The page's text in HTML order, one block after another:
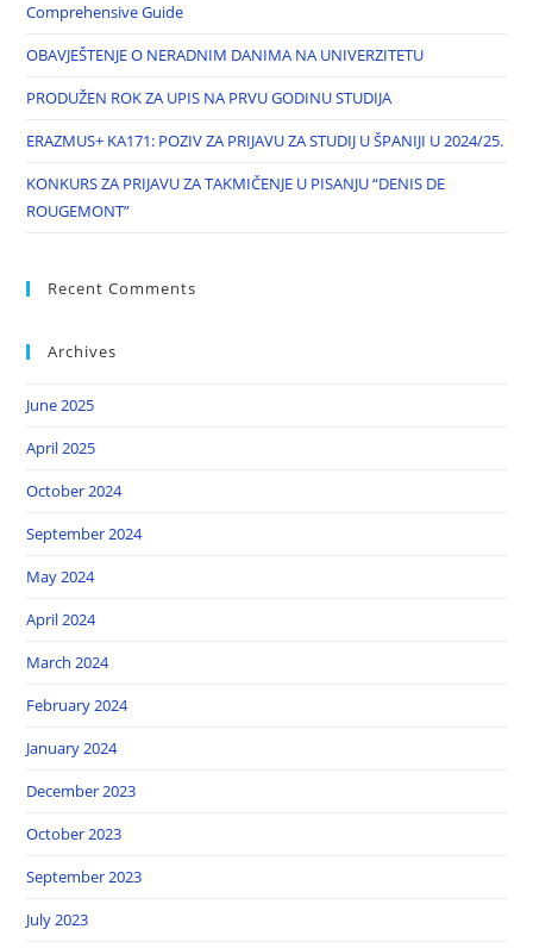
Comprehensive Guide
OBAVJEŠTENJE O NERADNIM DANIMA NA UNIVERZITETU
PRODUŽEN ROK ZA UPIS NA PRVU GODINU STUDIJA
ERAZMUS+ KA171: POZIV ZA PRIJAVU ZA STUDIJ U ŠPANIJI U 2024/25.
KONKURS ZA PRIJAVU ZA TAKMIČENJE U PISANJU “DENIS DE
ROUGEMONT”
Recent Comments
Archives
June 2025
April 2025
October 2024
September 2024
May 2024
April 2024
March 2024
February 2024
January 2024
December 2023
October 2023
September 2023
July 2023